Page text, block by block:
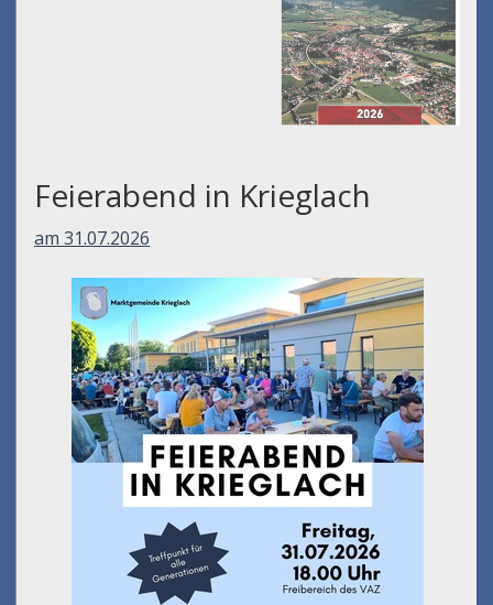
Feierabend in Krieglach
am 31.07.2026